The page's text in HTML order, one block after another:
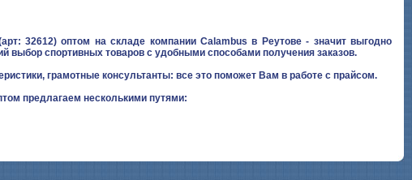
32612) оптом на складе компании Calambus в Реутове - значит выгодно
выбор спортивных товаров с удобными способами получения заказов.
грамотные консультанты: все это поможет Вам в работе с прайсом.
предлагаем несколькими путями: